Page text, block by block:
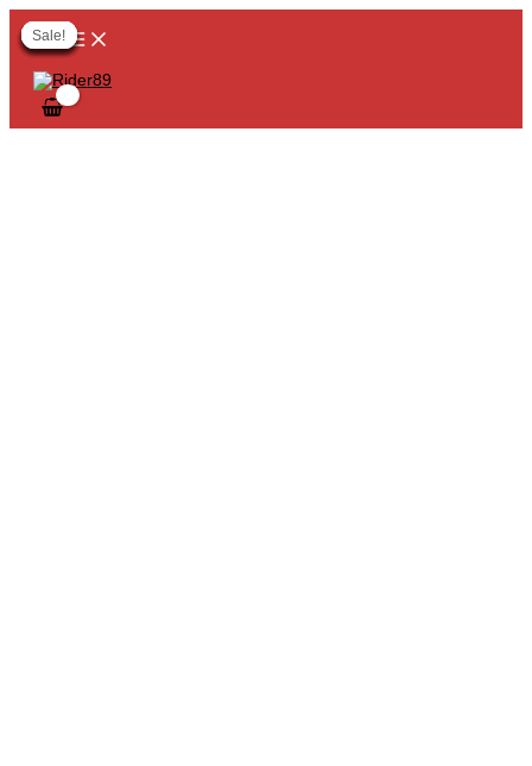
Skip
to
content
MAIN
MENU
Sale!
Sale!
Sale!
Original Current
Sale!
Sale!
Original
Current
Sale!
Sale!
Original
Current
Sale!
Sale!
Original Current